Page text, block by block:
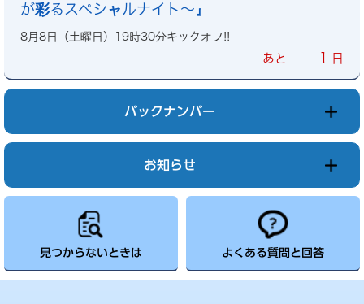
が彩るスペシャルナイト～』
8月8日（土曜日）19時30分キックオフ!!
あと 1 日
バックナンバー
お知らせ
見つからないときは よくある質問と回答